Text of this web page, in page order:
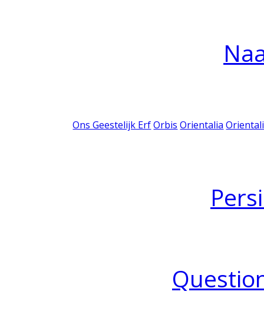
Ons Geestelijk Erf Orbis Orientalia